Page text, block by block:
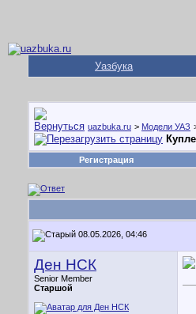
Уазбука
uazbuka.ru > Модели УАЗ
Регистрация
08.05.2026, 04:46
Ден НСК
Senior Member
Старшой